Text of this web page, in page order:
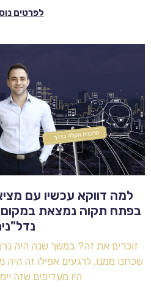
לפרטים
למה דווקא עכשיו עם
בפתח תקוה נמצאת במקום
זוכרים את זה? במשך שנה היה
שכחנו ממנו. לרגעים אפילו זה היה
היו מעדיפים שזה